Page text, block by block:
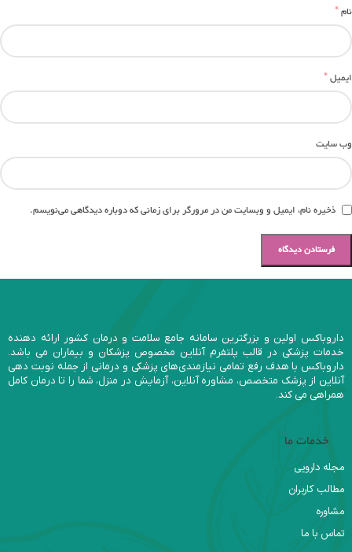
نام*
ایمیل*
وب‌ سایت
ذخیره نام، ایمیل و وبسایت من در مرورگر برای زمانی که دوباره دیدگاهی می‌نویسم.
داروباکس اولین و بزرگترین سامانه جامع سلامت و درمان کشور ارائه دهنده
خدمات پزشکی در قالب پلتفرم آنلاین مخصوص پزشکان و بیماران می باشد.
داروباکس با هدف رفع تمامی نیازمندی‌های پزشکی و درمانی از جمله نوبت دهی
آنلاین از پزشک متخصص، مشاوره آنلاین، آزمایش در منزل، شما را تا درمان کامل
همراهی می کند.
خدمات ما
مجله دارویی
مطالب کاربران
مشاوره
تماس با ما